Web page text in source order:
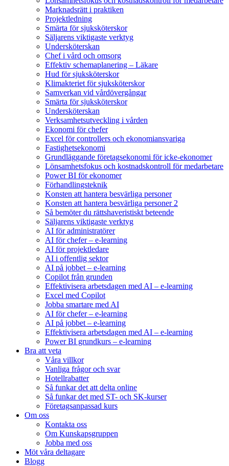
Marknadsrätt i praktiken
Projektledning
Smärta för sjuksköterskor
Säljarens viktigaste verktyg
Undersköterskan
Chef i vård och omsorg
Effektiv schemaplanering – Läkare
Hud för sjuksköterskor
Klimakteriet för sjuksköterskor
Samverkan vid vårdövergångar
Smärta för sjuksköterskor
Undersköterskan
Verksamhetsutveckling i vården
Ekonomi för chefer
Excel för controllers och ekonomiansvariga
Fastighetsekonomi
Grundläggande företagsekonomi för icke-ekonomer
Lönsamhetsfokus och kostnadskontroll för medarbetare
Power BI för ekonomer
Förhandlingsteknik
Konsten att hantera besvärliga personer
Konsten att hantera besvärliga personer 2
Så bemöter du rättshaveristiskt beteende
Säljarens viktigaste verktyg
AI för administratörer
AI för chefer – e-learning
AI för projektledare
AI i offentlig sektor
AI på jobbet – e-learning
Copilot från grunden
Effektivisera arbetsdagen med AI – e-learning
Excel med Copilot
Jobba smartare med AI
AI för chefer – e-learning
AI på jobbet – e-learning
Effektivisera arbetsdagen med AI – e-learning
Power BI grundkurs – e-learning
Bra att veta
Våra villkor
Vanliga frågor och svar
Hotellrabatter
Så funkar det att delta online
Så funkar det med ST- och SK-kurser
Företagsanpassad kurs
Om oss
Kontakta oss
Om Kunskapsgruppen
Jobba med oss
Möt våra deltagare
Blogg